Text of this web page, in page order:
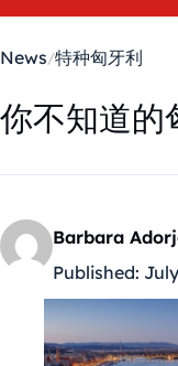
News 特种匈牙利
你不知道的
Barbara
Published: